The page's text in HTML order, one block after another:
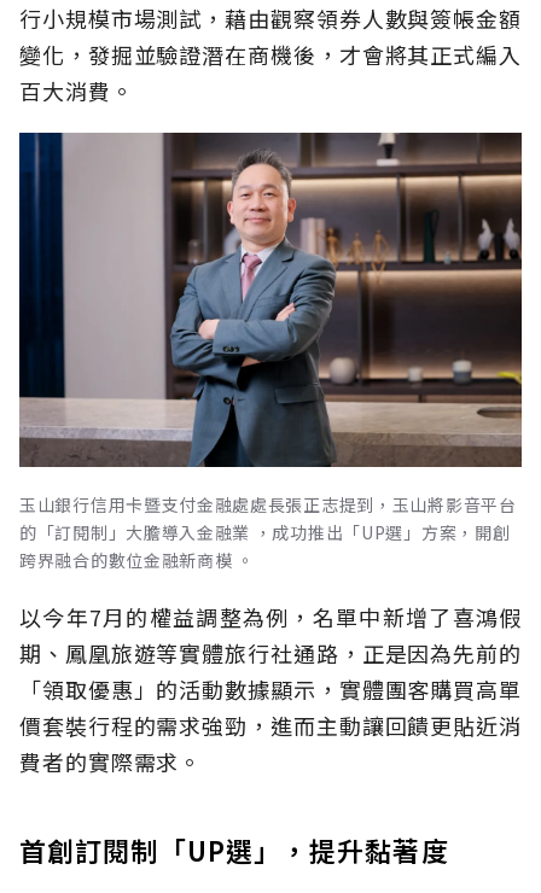
行小規模市場測試，藉由觀察領券人數與簽帳金額
變化，發掘並驗證潛在商機後，才會將其正式編入
百大消費。
玉山銀行信用卡暨支付金融處處長張正志提到，玉山將影音平台
的「訂閱制」大膽導入金融業 ，成功推出「UP選」方案，開創
跨界融合的數位金融新商模 。
以今年7月的權益調整為例，名單中新增了喜鴻假
期、鳳凰旅遊等實體旅行社通路，正是因為先前的
「領取優惠」的活動數據顯示，實體團客購買高單
價套裝行程的需求強勁，進而主動讓回饋更貼近消
費者的實際需求。
首創訂閱制「UP選」，提升黏著度